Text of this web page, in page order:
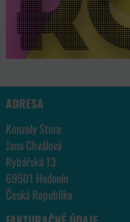
ADRESA
Konzoly Store
Jana Chválová
Rybářská 13
69501 Hodonín
Česká Republika